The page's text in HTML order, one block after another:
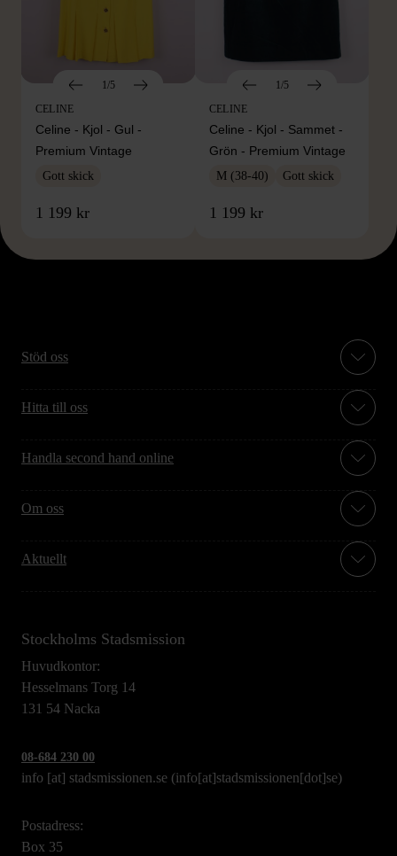
1/5
CELINE
Celine - Kjol - Gul -
Premium Vintage
Gott skick
1 199 kr
1/5
CELINE
Celine - Kjol - Sammet -
Grön - Premium Vintage
M (38-40) Gott skick
1 199 kr
Stöd oss
Hitta till oss
Handla second hand online
Om oss
Aktuellt
Stockholms Stadsmission
Huvudkontor:
Hesselmans Torg 14
131 54 Nacka
08-684 230 00
info [at] stadsmissionen.se (info[at]stadsmissionen[dot]se)
Postadress:
Box 35